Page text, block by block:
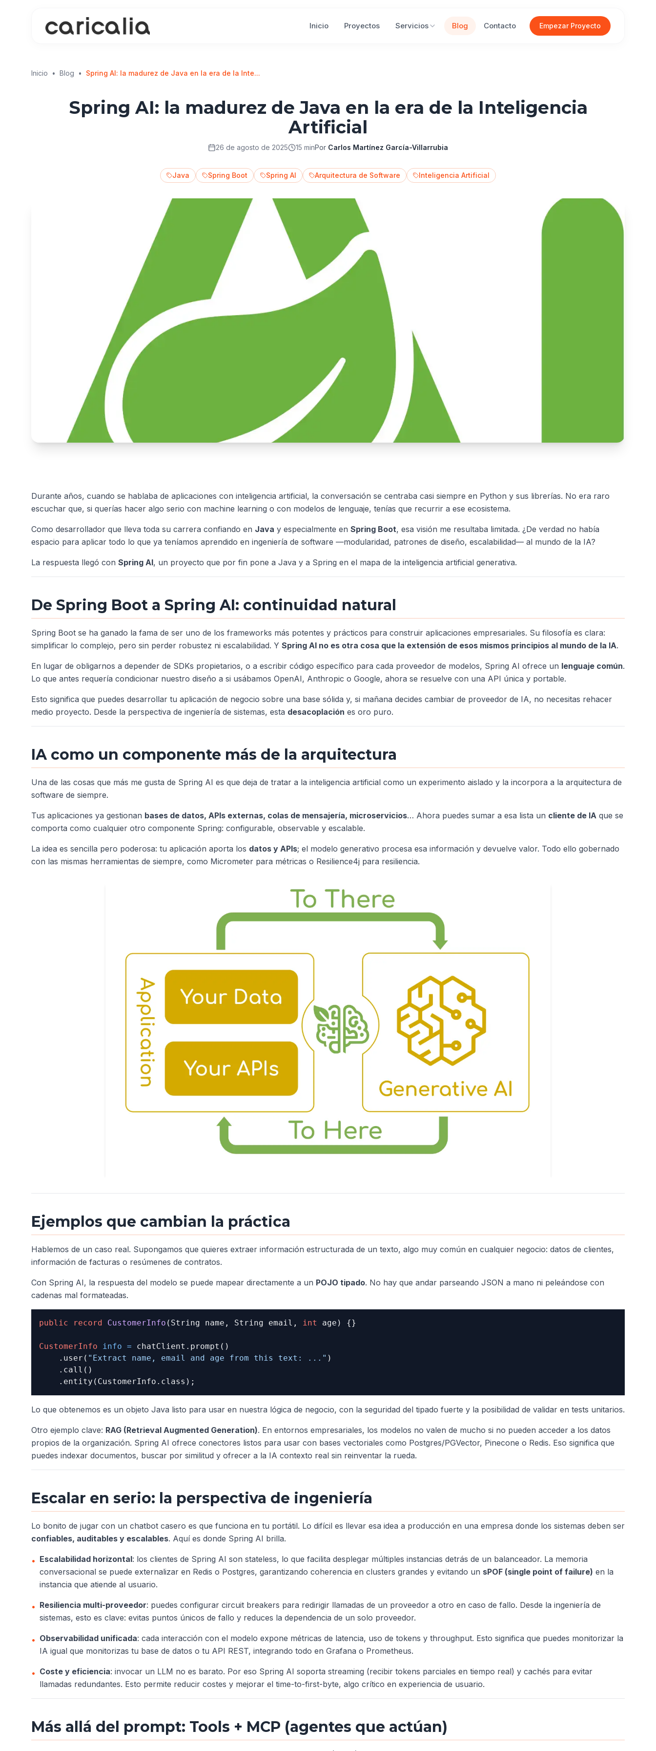
Inicio Proyectos Servicios Blog Contacto Empezar Proyecto
Inicio • Blog • Spring AI: la madurez de Java en la era de la Inte...
Spring AI: la madurez de Java en la era de la Inteligencia
Artificial
26 de agosto de 2025 15 minPor Carlos Martínez García-Villarrubia
Java Spring Boot Spring AI Arquitectura de Software Inteligencia Artificial
Durante años, cuando se hablaba de aplicaciones con inteligencia artificial, la conversación se centraba casi siempre en Python y sus librerías. No era raro
escuchar que, si querías hacer algo serio con machine learning o con modelos de lenguaje, tenías que recurrir a ese ecosistema.
Como desarrollador que lleva toda su carrera confiando en Java y especialmente en Spring Boot, esa visión me resultaba limitada. ¿De verdad no había
espacio para aplicar todo lo que ya teníamos aprendido en ingeniería de software —modularidad, patrones de diseño, escalabilidad— al mundo de la IA?
La respuesta llegó con Spring AI, un proyecto que por fin pone a Java y a Spring en el mapa de la inteligencia artificial generativa.
De Spring Boot a Spring AI: continuidad natural
Spring Boot se ha ganado la fama de ser uno de los frameworks más potentes y prácticos para construir aplicaciones empresariales. Su filosofía es clara:
simplificar lo complejo, pero sin perder robustez ni escalabilidad. Y Spring AI no es otra cosa que la extensión de esos mismos principios al mundo de la IA.
En lugar de obligarnos a depender de SDKs propietarios, o a escribir código específico para cada proveedor de modelos, Spring AI ofrece un lenguaje común.
Lo que antes requería condicionar nuestro diseño a si usábamos OpenAI, Anthropic o Google, ahora se resuelve con una API única y portable.
Esto significa que puedes desarrollar tu aplicación de negocio sobre una base sólida y, si mañana decides cambiar de proveedor de IA, no necesitas rehacer
medio proyecto. Desde la perspectiva de ingeniería de sistemas, esta desacoplación es oro puro.
IA como un componente más de la arquitectura
Una de las cosas que más me gusta de Spring AI es que deja de tratar a la inteligencia artificial como un experimento aislado y la incorpora a la arquitectura de
software de siempre.
Tus aplicaciones ya gestionan bases de datos, APIs externas, colas de mensajería, microservicios… Ahora puedes sumar a esa lista un cliente de IA que se
comporta como cualquier otro componente Spring: configurable, observable y escalable.
La idea es sencilla pero poderosa: tu aplicación aporta los datos y APIs; el modelo generativo procesa esa información y devuelve valor. Todo ello gobernado
con las mismas herramientas de siempre, como Micrometer para métricas o Resilience4j para resiliencia.
Ejemplos que cambian la práctica
Hablemos de un caso real. Supongamos que quieres extraer información estructurada de un texto, algo muy común en cualquier negocio: datos de clientes,
información de facturas o resúmenes de contratos.
Con Spring AI, la respuesta del modelo se puede mapear directamente a un POJO tipado. No hay que andar parseando JSON a mano ni peleándose con
cadenas mal formateadas.
public record CustomerInfo (String name, String email, int age) {}
CustomerInfo info = chatClient.prompt()
    .user(
"Extract name, email and age from this text: ..." )
    .call()
Lo que obtenemos es un objeto Java listo para usar en nuestra lógica de negocio, con la seguridad del tipado fuerte y la posibilidad de validar en tests unitarios.
Otro ejemplo clave: RAG (Retrieval Augmented Generation). En entornos empresariales, los modelos no valen de mucho si no pueden acceder a los datos
propios de la organización. Spring AI ofrece conectores listos para usar con bases vectoriales como Postgres/PGVector, Pinecone o Redis. Eso significa que
puedes indexar documentos, buscar por similitud y ofrecer a la IA contexto real sin reinventar la rueda.
Escalar en serio: la perspectiva de ingeniería
Lo bonito de jugar con un chatbot casero es que funciona en tu portátil. Lo difícil es llevar esa idea a producción en una empresa donde los sistemas deben ser
confiables, auditables y escalables. Aquí es donde Spring AI brilla.
• Escalabilidad horizontal: los clientes de Spring AI son stateless, lo que facilita desplegar múltiples instancias detrás de un balanceador. La memoria
conversacional se puede externalizar en Redis o Postgres, garantizando coherencia en clusters grandes y evitando un sPOF (single point of failure) en la
instancia que atiende al usuario.
• Resiliencia multi-proveedor: puedes configurar circuit breakers para redirigir llamadas de un proveedor a otro en caso de fallo. Desde la ingeniería de
sistemas, esto es clave: evitas puntos únicos de fallo y reduces la dependencia de un solo proveedor.
• Observabilidad unificada: cada interacción con el modelo expone métricas de latencia, uso de tokens y throughput. Esto significa que puedes monitorizar la
IA igual que monitorizas tu base de datos o tu API REST, integrando todo en Grafana o Prometheus.
• Coste y eficiencia: invocar un LLM no es barato. Por eso Spring AI soporta streaming (recibir tokens parciales en tiempo real) y cachés para evitar
llamadas redundantes. Esto permite reducir costes y mejorar el time-to-first-byte, algo crítico en experiencia de usuario.
Más allá del prompt: Tools + MCP (agentes que actúan)